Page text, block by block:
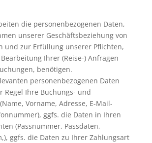
die personenbezogenen Daten,
unserer Geschäftsbeziehung von
und zur Erfüllung unserer Pflichten,
Ihrer (Reise-) Anfragen
benötigen.
personenbezogenen Daten
Regel Ihre Buchungs- und
Vorname, Adresse, E-Mail-
ggfs. die Daten in Ihren
(Passnummer, Passdaten,
ggfs. die Daten zu Ihrer Zahlungsart